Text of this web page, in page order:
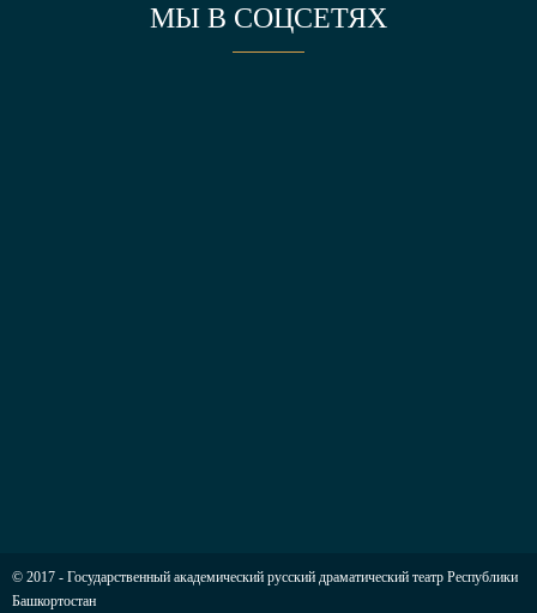
МЫ В СОЦСЕТЯХ
© 2017 - Государственный академический русский драматический театр Республики
Башкортостан